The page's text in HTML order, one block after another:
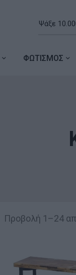
ΦΩΤΙΣΜΟΣ
Προβολή 1–24